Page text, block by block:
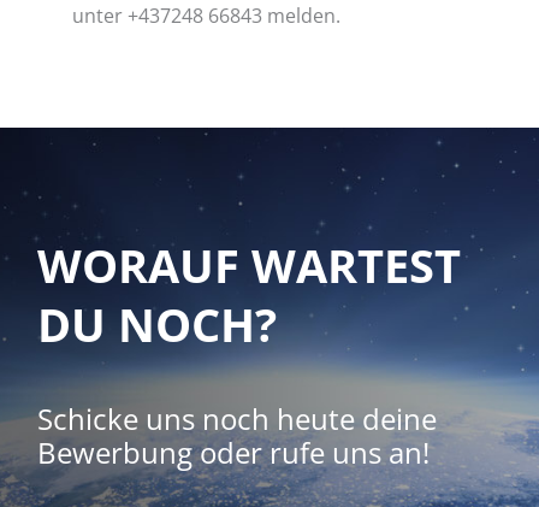
unter +437248 66843 melden.
WORAUF WARTEST
DU NOCH?
Schicke uns noch heute deine
Bewerbung oder rufe uns an!